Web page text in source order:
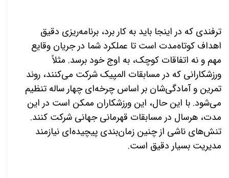
ترفندی که در اینجا باید به کار برد، برنامه‌ریزی دقیق
اهداف کوتاه‌مدت است تا عملکرد شما در جریان وقایع
مهم و نه اتفاقات کوچک، به اوج خود برسد. مثلاً
ورزشکارانی که در مسابقات المپیک شرکت می‌کنند، روند
تمرین و آمادگی‌شان بر اساس چرخه‌ای چهار ساله تنظیم
می‌شود. با این حال، این ورزشکاران ممکن است در این
مدت، هرسال در مسابقات قهرمانی جهانی شرکت کنند.
تنش‌های ناشی از چنین زمان‌بندی پیچیده‌ای نیازمند
مدیریت بسیار دقیق است.